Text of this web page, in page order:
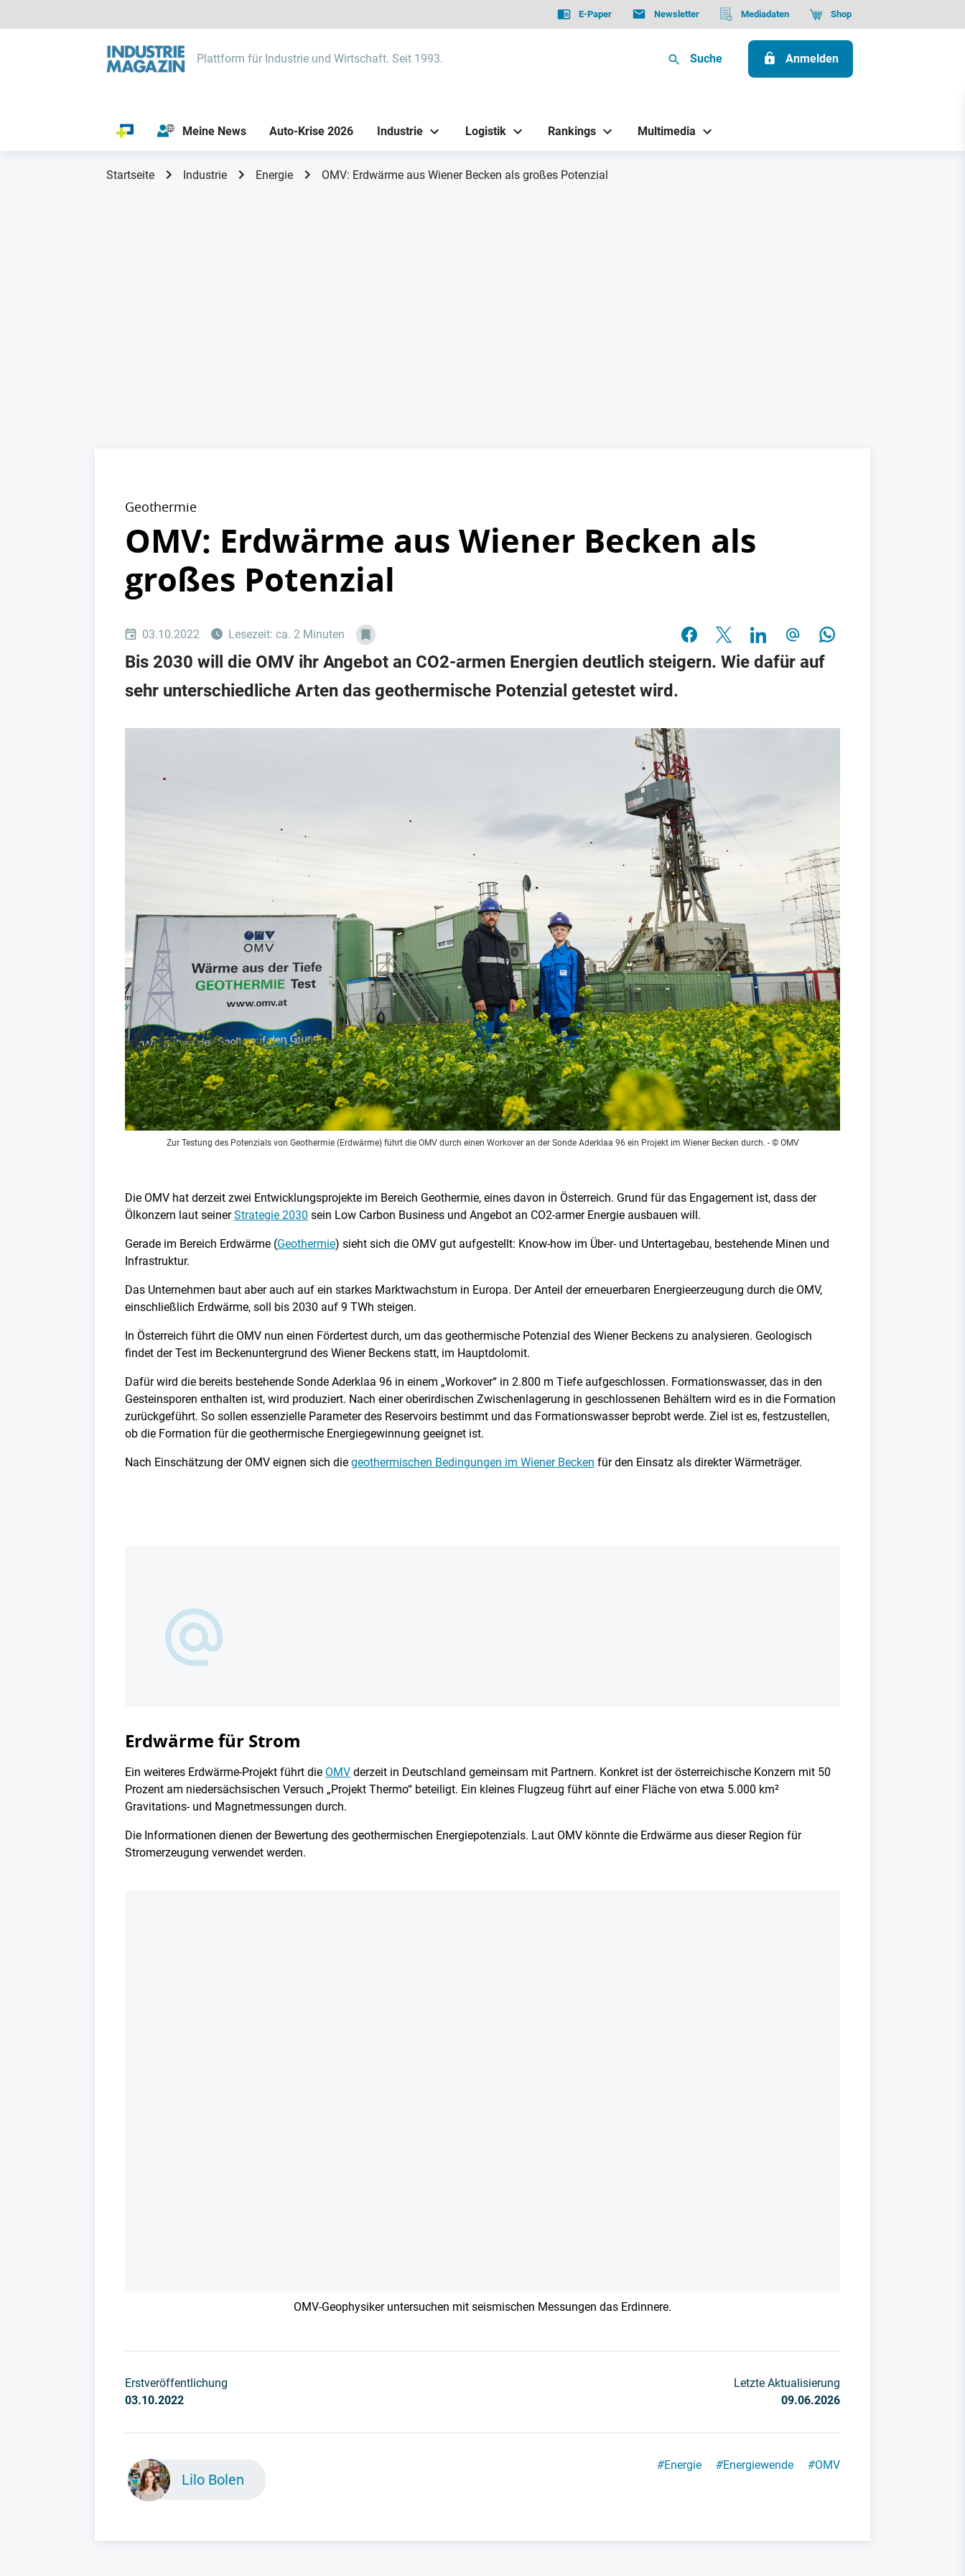
E-Paper Newsletter Mediadaten Shop
Plattform für Industrie und Wirtschaft. Seit 1993. Suche Anmelden
Meine News Auto-Krise 2026 Industrie Logistik Rankings Multimedia
Startseite Industrie Energie OMV: Erdwärme aus Wiener Becken als großes Potenzial
Geothermie
OMV: Erdwärme aus Wiener Becken als
großes Potenzial
03.10.2022 Lesezeit: ca. 2 Minuten
Bis 2030 will die OMV ihr Angebot an CO2-armen Energien deutlich steigern. Wie dafür auf
sehr unterschiedliche Arten das geothermische Potenzial getestet wird.
Zur Testung des Potenzials von Geothermie (Erdwärme) führt die OMV durch einen Workover an der Sonde Aderklaa 96 ein Projekt im Wiener Becken durch. - © OMV
Die OMV hat derzeit zwei Entwicklungsprojekte im Bereich Geothermie, eines davon in Österreich. Grund für das Engagement ist, dass der
Ölkonzern laut seinerStrategie 2030 sein Low Carbon Business und Angebot an CO2-armer Energie ausbauen will.
Gerade im Bereich Erdwärme (Geothermie) sieht sich die OMV gut aufgestellt: Know-how im Über- und Untertagebau, bestehende Minen und
Infrastruktur.
Das Unternehmen baut aber auch auf ein starkes Marktwachstum in Europa. Der Anteil der erneuerbaren Energieerzeugung durch die OMV,
einschließlich Erdwärme, soll bis 2030 auf 9 TWh steigen.
In Österreich führt die OMV nun einen Fördertest durch, um das geothermische Potenzial des Wiener Beckens zu analysieren. Geologisch
findet der Test im Beckenuntergrund des Wiener Beckens statt, im Hauptdolomit.
Dafür wird die bereits bestehende Sonde Aderklaa 96 in einem „Workover“ in 2.800 m Tiefe aufgeschlossen. Formationswasser, das in den
Gesteinsporen enthalten ist, wird produziert. Nach einer oberirdischen Zwischenlagerung in geschlossenen Behältern wird es in die Formation
zurückgeführt. So sollen essenzielle Parameter des Reservoirs bestimmt und das Formationswasser beprobt werde. Ziel ist es, festzustellen,
ob die Formation für die geothermische Energiegewinnung geeignet ist.
Nach Einschätzung der OMV eignen sich die geothermischen Bedingungen im Wiener Becken für den Einsatz als direkter Wärmeträger.
Erdwärme für Strom
Ein weiteres Erdwärme-Projekt führt die OMV derzeit in Deutschland gemeinsam mit Partnern. Konkret ist der österreichische Konzern mit 50
Prozent am niedersächsischen Versuch „Projekt Thermo“ beteiligt. Ein kleines Flugzeug führt auf einer Fläche von etwa 5.000 km²
Gravitations- und Magnetmessungen durch.
Die Informationen dienen der Bewertung des geothermischen Energiepotenzials. Laut OMV könnte die Erdwärme aus dieser Region für
Stromerzeugung verwendet werden.
OMV-Geophysiker untersuchen mit seismischen Messungen das Erdinnere.
Erstveröffentlichung
03.10.2022
Letzte Aktualisierung
09.06.2026
Lilo Bolen
#Energie #Energiewende #OMV